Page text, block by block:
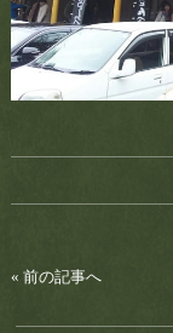
« 前の記事へ